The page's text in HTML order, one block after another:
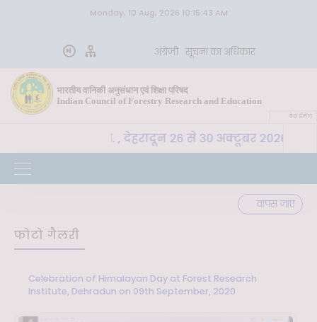
Monday, 10 Aug, 2026 10:15:43 AM
अंग्रेज़ी सूचना का अधिकार
भारतीय वानिकी अनुसंधान एवं शिक्षा परिषद
Indian Council of Forestry Research and Education
वेब ईमेल
भा. वा. अ. शि. प. , देहरादून 26 से 30 अक्टूबर 2026 तक
वापस जाएं
फोटो गैलरी
Celebration of Himalayan Day at Forest Research
Institute, Dehradun on 09th September, 2020